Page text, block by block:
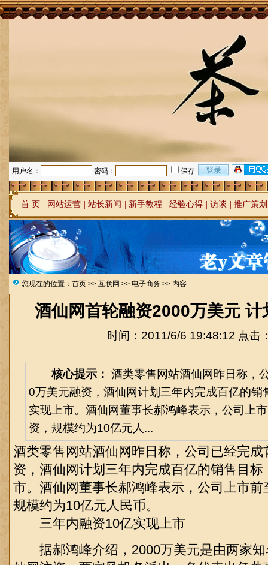
用户名： 密码： 保存
首 页 网站运营 站长新闻 新手教程 经验心得 访谈 推广策划
您现在的位置： 首页 >> 互联网 >> 电子商务 >> 内容
酒仙网首轮融资2000万美元
时间：2011/6/6 19:48:12 点击
核心提示： 酒类零售网站酒仙网昨日称，
0万美元融资，酒仙网计划三年内完成百亿的销
实现上市。酒仙网董事长郝鸿峰表示，公司上
资，规模约为10亿元人...
酒类零售网站酒仙网昨日称，公司已经完成
资，酒仙网计划三年内完成百亿的销售目
市。酒仙网董事长郝鸿峰表示，公司上市
规模约为10亿元人民币。
三年内融资10亿实现上市
据郝鸿峰介绍，2000万美元是由两家知